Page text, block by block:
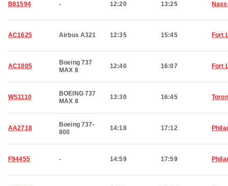
B61594 - 12:20 13:25
AC1625 Airbus A321 12:35 15:45 Fort
AC1005
Boeing 737
MAX 8
12:40 16:07 Fort
WS1110
BOEING 737
MAX 8
13:30 16:45
AA2718
Boeing 737-
800
14:18 17:12
F94455 - 14:59 17:59